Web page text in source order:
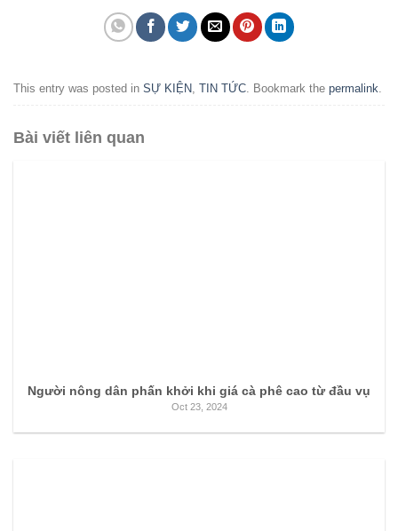
This entry was posted in SỰ KIỆN, TIN TỨC. Bookmark the permalink.
Bài viết liên quan
Người nông dân phấn khởi khi giá cà phê cao từ đầu vụ
Oct 23, 2024